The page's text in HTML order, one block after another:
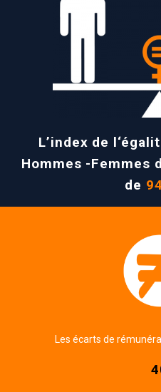
L’index de
Hommes -Femmes
de
Les écarts de